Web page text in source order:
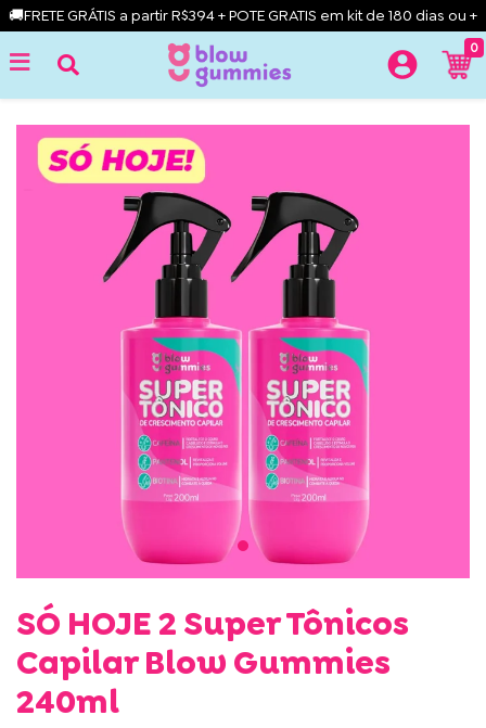
🚚FRETE GRÁTIS a partir R$394 + POTE GRATIS em kit de 180 dias ou +
0
SÓ HOJE 2 Super Tônicos
Capilar Blow Gummies
240ml